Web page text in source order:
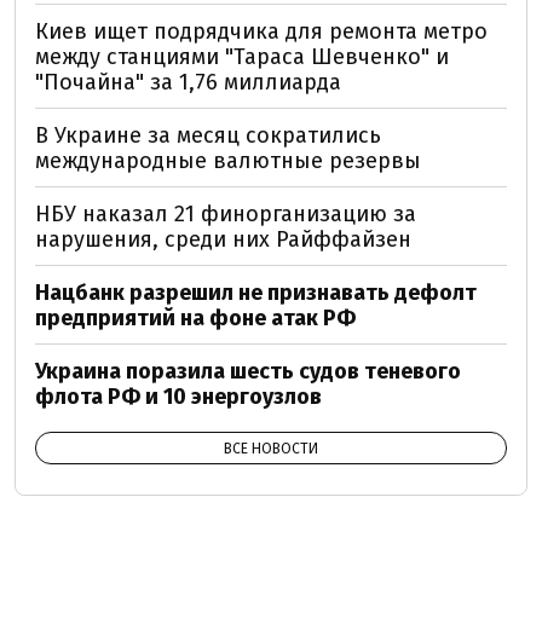
Киев ищет подрядчика для ремонта метро
между станциями "Тараса Шевченко" и
"Почайна" за 1,76 миллиарда
В Украине за месяц сократились
международные валютные резервы
НБУ наказал 21 финорганизацию за
нарушения, среди них Райффайзен
Нацбанк разрешил не признавать дефолт
предприятий на фоне атак РФ
Украина поразила шесть судов теневого
флота РФ и 10 энергоузлов
ВСЕ НОВОСТИ